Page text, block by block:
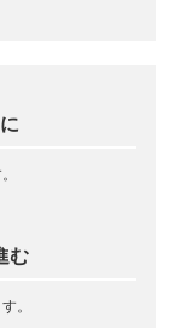
む
。